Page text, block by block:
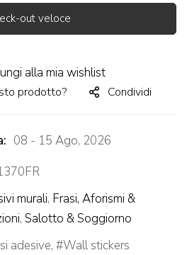
out veloce
alla mia wishlist
prodotto? Condividi
08 - 15 Ago, 2026
murali, Frasi, Aforismi &
, Salotto & Soggiorno
adesive, Wall stickers